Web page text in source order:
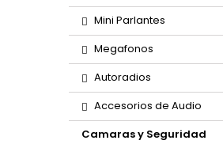
Mini Parlantes
Megafonos
Autoradios
Accesorios de Audio
Camaras y Seguridad